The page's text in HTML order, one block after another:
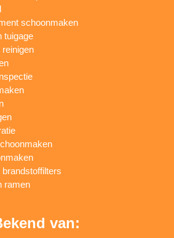
schoonmaken
tuigage
ramen
van: